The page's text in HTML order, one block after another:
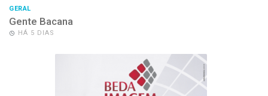
GERAL
Gente Bacana
HÁ 5 DIAS